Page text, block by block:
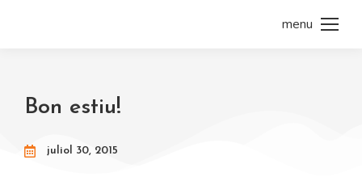
menu
Bon estiu!
juliol 30, 2015